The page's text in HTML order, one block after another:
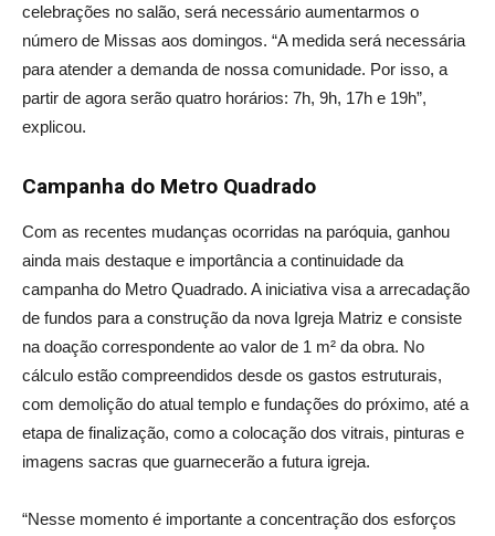
celebrações no salão, será necessário aumentarmos o
número de Missas aos domingos. “A medida será necessária
para atender a demanda de nossa comunidade. Por isso, a
partir de agora serão quatro horários: 7h, 9h, 17h e 19h”,
explicou.
Campanha do Metro Quadrado
Com as recentes mudanças ocorridas na paróquia, ganhou
ainda mais destaque e importância a continuidade da
campanha do Metro Quadrado. A iniciativa visa a arrecadação
de fundos para a construção da nova Igreja Matriz e consiste
na doação correspondente ao valor de 1 m² da obra. No
cálculo estão compreendidos desde os gastos estruturais,
com demolição do atual templo e fundações do próximo, até a
etapa de finalização, como a colocação dos vitrais, pinturas e
imagens sacras que guarnecerão a futura igreja.
“Nesse momento é importante a concentração dos esforços